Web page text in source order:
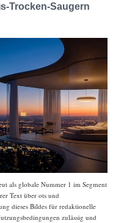
Trocken-Saugern
als globale Nummer 1 im Segment
Text über ots und
dieses Bildes für redaktionelle
zulässig und